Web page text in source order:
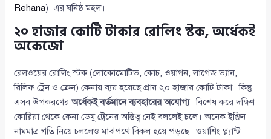
Rehana)–এর ঘনিষ্ঠ মহল।
২০ হাজার কোটি টাকার রোলিং স্টক, অর্ধেকই
অকেজো
রেলওয়ের রোলিং স্টক (লোকোমোটিভ, কোচ, ওয়াগন, লাগেজ ভ্যান,
রিলিফ ট্রেন ও ক্রেন) কেনায় ব্যয় হয়েছে প্রায় ২০ হাজার কোটি টাকা। কিন্তু
এসব উপকরণেরঅর্ধেকই বর্তমানে ব্যবহারের অযোগ্য। বিশেষ করে দক্ষিণ
কোরিয়া থেকে কেনা ডেমু ট্রেনের অস্তিত্ব নেই বললেই চলে। অনেক ইঞ্জিন
নামমাত্র গতি নিয়ে চললেও মাঝপথে বিকল হয়ে পড়ছে। ওয়াশিং প্ল্যান্ট